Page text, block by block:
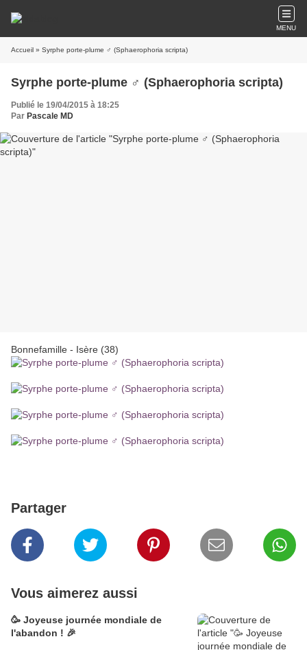
MENU
Accueil » Syrphe porte-plume ♂ (Sphaerophoria scripta)
Syrphe porte-plume ♂ (Sphaerophoria scripta)
Publié le 19/04/2015 à 18:25
Par Pascale MD
Bonnefamille - Isère (38)
Partager
Vous aimerez aussi
🥳 Joyeuse journée mondiale de
l'abandon ! 🎉